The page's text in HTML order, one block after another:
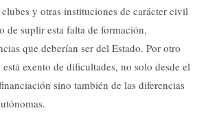
y otras instituciones de carácter civil
de suplir esta falta de formación,
que deberían ser del Estado. Por otro
exento de dificultades, no solo desde el
sino también de las diferencias